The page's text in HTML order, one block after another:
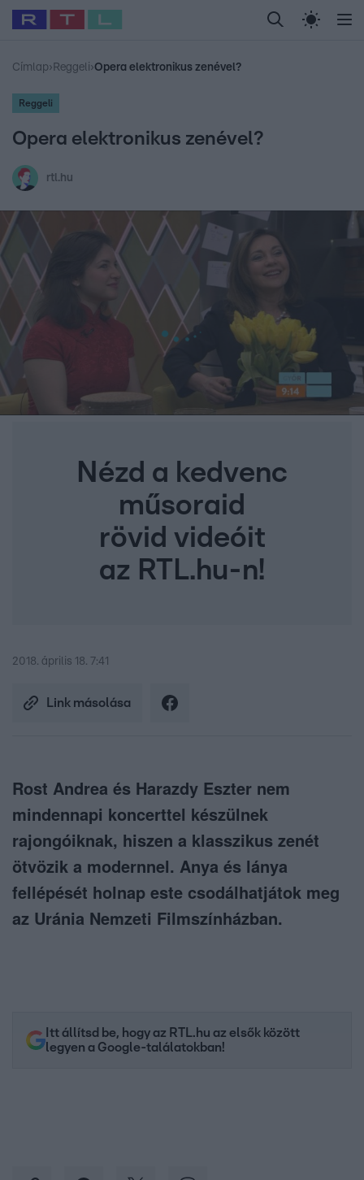
Legfrissebb RTL Híradó Randi Celeb vagyok,
Babits Marcella Most Wanted Gallusz
Címlap› Reggeli›Opera elektronikus zenével?
Reggeli
Opera elektronikus zenével?
rtl.hu
Nézd a kedvenc
műsoraid
rövid videóit
az RTL.hu-n!
2018. április 18. 7:41
Link másolása
Rost Andrea és Harazdy Eszter nem
mindennapi koncerttel készülnek
rajongóiknak, hiszen a klasszikus zenét
ötvözik a modernnel. Anya és lánya
fellépését holnap este csodálhatjátok meg
az Uránia Nemzeti Filmszínházban.
Itt állítsd be, hogy az RTL.hu az elsők között
legyen a Google-találatokban!